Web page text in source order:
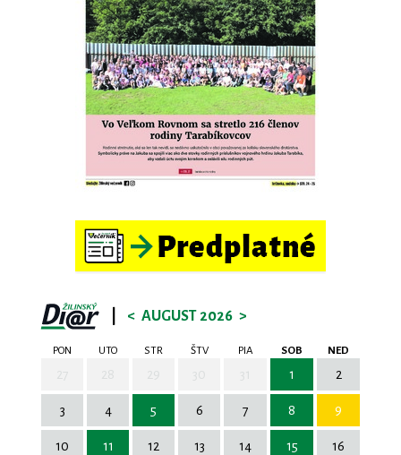
< AUGUST 2026 >
PON UTO STR ŠTV PIA SOB NED
1 2
3 4 5 6 7 8 9
10 11 12 13 14 15 16